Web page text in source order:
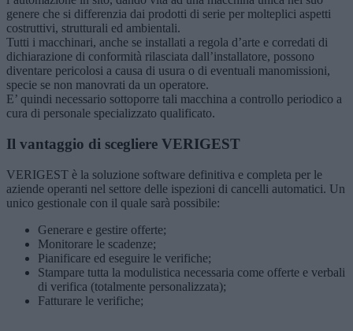
genere che si differenzia dai prodotti di serie per molteplici aspetti
costruttivi, strutturali ed ambientali.
Tutti i macchinari, anche se installati a regola d’arte e corredati di
dichiarazione di conformità rilasciata dall’installatore, possono
diventare pericolosi a causa di usura o di eventuali manomissioni,
specie se non manovrati da un operatore.
E’ quindi necessario sottoporre tali macchina a controllo periodico a
cura di personale specializzato qualificato.
Il vantaggio di scegliere VERIGEST
VERIGEST è la soluzione software definitiva e completa per le
aziende operanti nel settore delle ispezioni di cancelli automatici. Un
unico gestionale con il quale sarà possibile:
Generare e gestire offerte;
Monitorare le scadenze;
Pianificare ed eseguire le verifiche;
Stampare tutta la modulistica necessaria come offerte e verbali
di verifica (totalmente personalizzata);
Fatturare le verifiche;